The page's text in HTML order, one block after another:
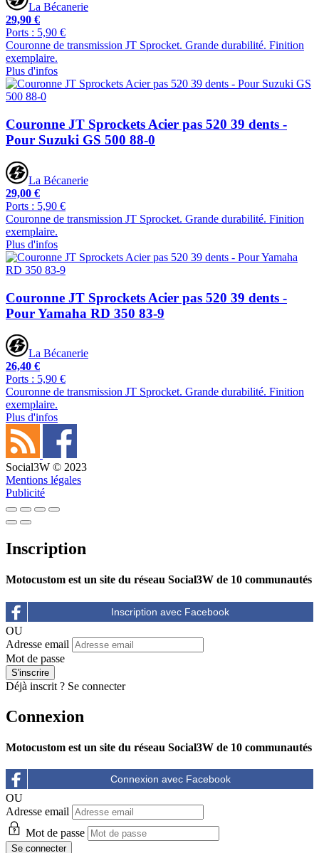
La Bécanerie
29,90 €
Ports : 5,90 €
Couronne de transmission JT Sprocket. Grande durabilité. Finition
exemplaire.
Plus d'infos
Couronne JT Sprockets Acier pas 520 39 dents -
Pour Suzuki GS 500 88-0
La Bécanerie
29,00 €
Ports : 5,90 €
Couronne de transmission JT Sprocket. Grande durabilité. Finition
exemplaire.
Plus d'infos
Couronne JT Sprockets Acier pas 520 39 dents -
Pour Yamaha RD 350 83-9
La Bécanerie
26,40 €
Ports : 5,90 €
Couronne de transmission JT Sprocket. Grande durabilité. Finition
exemplaire.
Plus d'infos
Social3W © 2023
Mentions légales
Publicité
Inscription
Motocustom est un site du réseau Social3W de 10 communautés
OU
Adresse email
Mot de passe
Déjà inscrit ? Se connecter
Connexion
Motocustom est un site du réseau Social3W de 10 communautés
OU
Adresse email
Mot de passe